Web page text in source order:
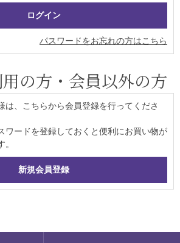
パスワードをお忘れの方はこちら
の方・会員以外の方
は、こちらから会員登録を行ってくださ
ワードを登録しておくと便利にお買い物が